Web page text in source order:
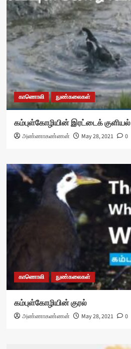
காணொலி நுண்கலைகள்
கம்புள்கோழியின் இரட்டைக் குளியல்
அண்ணாகண்ணன் May 28, 2021 0
காணொலி நுண்கலைகள்
கம்புள்கோழியின் குரல்
அண்ணாகண்ணன் May 28, 2021 0